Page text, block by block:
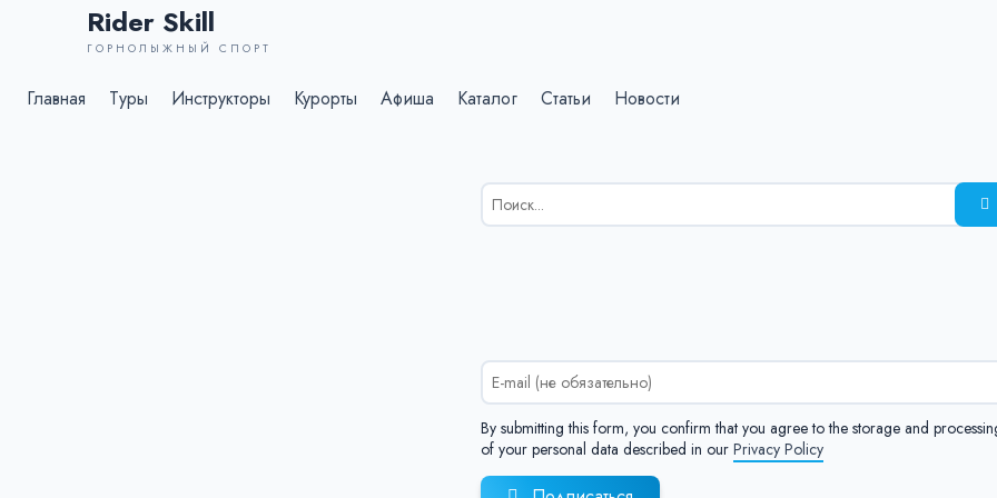
Rider Skill
ГОРНОЛЫЖНЫЙ СПОРТ
Главная Туры Инструкторы Курорты Афиша Каталог Статьи Новости
Результаты
поиска
By submitting this form, you confirm that you agree to the storage and
of your personal data described in our Privacy Policy